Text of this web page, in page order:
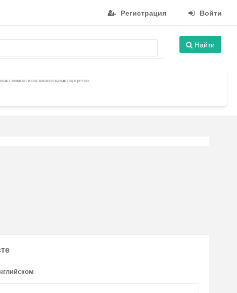
Регистрация Войти
Найти
снимков и восхитительных портретов.